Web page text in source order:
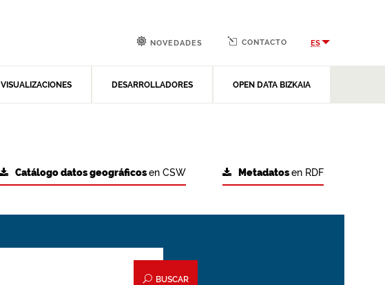
VISUALIZACIONES DESARROLLADORES OPEN DATA BIZKAIA
NOVEDADES CONTACTO ES
Metadatosen RDF
Catálogo datos geográficosen CSW
BUSCAR